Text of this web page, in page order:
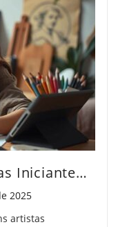
O Maior Erro dos Artistas Iniciantes (e Como Evitar)
2025
artistas